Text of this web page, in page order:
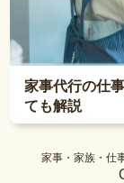
家事代行の仕
ても解説
家事・家族・仕